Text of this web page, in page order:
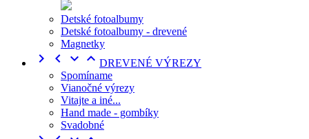
Detské fotoalbumy
Detské fotoalbumy - drevené
Magnetky
    DREVENÉ VÝREZY
Spomíname
Vianočné výrezy
Vitajte a iné...
Hand made - gombíky
Svadobné